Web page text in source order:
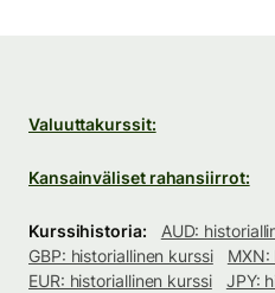
Valuuttakurssit:
Kansainväliset rahansiirrot:
Kurssihistoria:
AUD:
GBP: historiallinen kurssi
MXN:
EUR: historiallinen kurssi
JPY: